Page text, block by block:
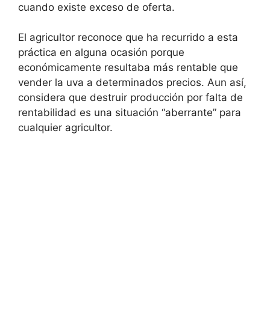
cuando existe exceso de oferta.
El agricultor reconoce que ha recurrido a esta
práctica en alguna ocasión porque
económicamente resultaba más rentable que
vender la uva a determinados precios. Aun así,
considera que destruir producción por falta de
rentabilidad es una situación “aberrante” para
cualquier agricultor.